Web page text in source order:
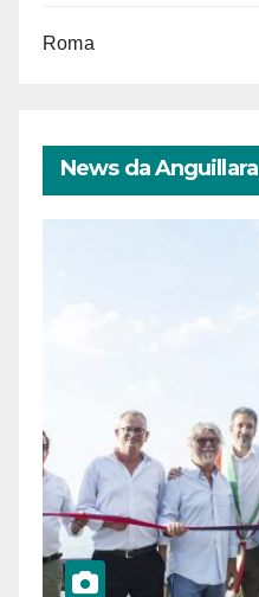
Roma
News da Anguillara